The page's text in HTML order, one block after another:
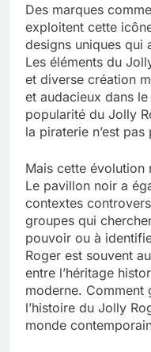
Des marques comme
exploitent cette
designs uniques qui
Les éléments du
et diverse création
et audacieux dans
popularité du Jolly
la piraterie n’est pas
Mais cette évolution
Le pavillon noir a
contextes
groupes qui
pouvoir ou à
Roger est souvent
entre l’héritage
moderne. Comment
l’histoire du Jolly
monde